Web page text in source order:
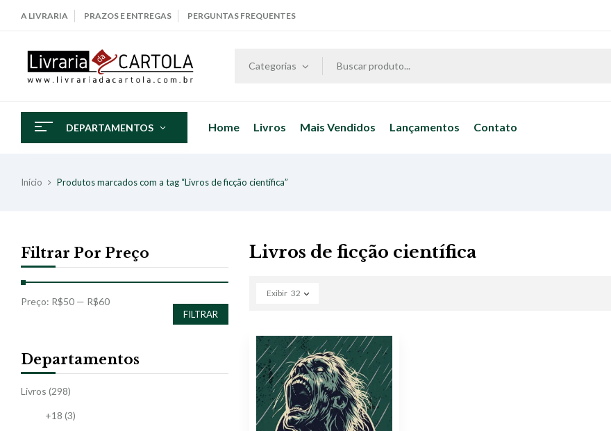
A LIVRARIA PRAZOS E ENTREGAS PERGUNTAS FREQUENTES
Categorias
DEPARTAMENTOS Home Livros Mais Vendidos Lançamentos Contato
Início Produtos marcados com a tag “Livros de ficção científica”
Filtrar Por Preço
FILTRAR
Preço: R$50 — R$60
Departamentos
Livros (298)
+18 (3)
Livros de ficção científica
Exibir 32